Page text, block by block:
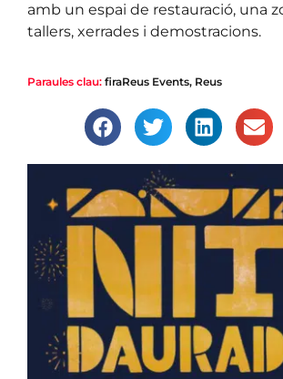
amb un espai de restauració, una
tallers, xerrades i demostracions.
Paraules clau: firaReus Events, Reus